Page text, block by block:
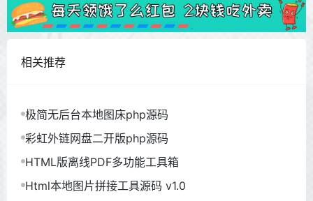
相关推荐
极简无后台本地图床php源码
彩虹外链网盘二开版php源码
HTML版离线PDF多功能工具箱
Html本地图片拼接工具源码 v1.0